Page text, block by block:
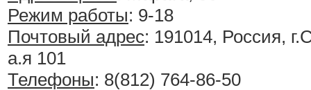
Режим работы: 9-18
Почтовый адрес: 191014, Россия,
а.я 101
Телефоны: 8(812) 764-86-50